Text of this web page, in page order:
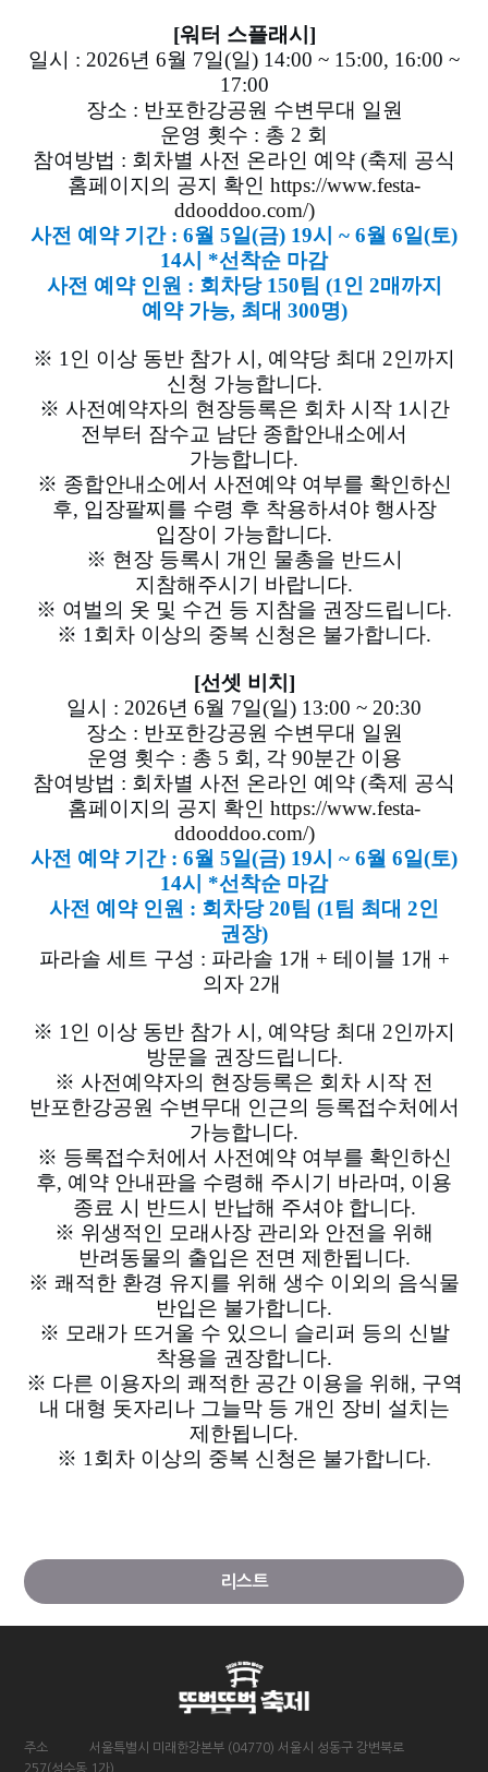
[워터 스플래시]
일시 : 2026년 6월 7일(일) 14:00 ~ 15:00, 16:00 ~
17:00
장소 : 반포한강공원 수변무대 일원
운영 횟수 : 총 2 회
참여방법 : 회차별 사전 온라인 예약 (축제 공식
홈페이지의 공지 확인 https://www.festa-
ddooddoo.com/)
사전 예약 기간 : 6월 5일(금) 19시 ~ 6월 6일(토)
14시 *선착순 마감
사전 예약 인원 : 회차당 150팀 (1인 2매까지
예약 가능, 최대 300명)
※ 1인 이상 동반 참가 시, 예약당 최대 2인까지
신청 가능합니다.
※ 사전예약자의 현장등록은 회차 시작 1시간
전부터 잠수교 남단 종합안내소에서
가능합니다.
※ 종합안내소에서 사전예약 여부를 확인하신
후, 입장팔찌를 수령 후 착용하셔야 행사장
입장이 가능합니다.
※ 현장 등록시 개인 물총을 반드시
지참해주시기 바랍니다.
※ 여벌의 옷 및 수건 등 지참을 권장드립니다.
※ 1회차 이상의 중복 신청은 불가합니다.
[선셋 비치]
일시 : 2026년 6월 7일(일) 13:00 ~ 20:30
장소 : 반포한강공원 수변무대 일원
운영 횟수 : 총 5 회, 각 90분간 이용
참여방법 : 회차별 사전 온라인 예약 (축제 공식
홈페이지의 공지 확인 https://www.festa-
ddooddoo.com/)
사전 예약 기간 : 6월 5일(금) 19시 ~ 6월 6일(토)
14시 *선착순 마감
사전 예약 인원 : 회차당 20팀 (1팀 최대 2인
권장)
파라솔 세트 구성 : 파라솔 1개 + 테이블 1개 +
의자 2개
※ 1인 이상 동반 참가 시, 예약당 최대 2인까지
방문을 권장드립니다.
※ 사전예약자의 현장등록은 회차 시작 전
반포한강공원 수변무대 인근의 등록접수처에서
가능합니다.
※ 등록접수처에서 사전예약 여부를 확인하신
후, 예약 안내판을 수령해 주시기 바라며, 이용
종료 시 반드시 반납해 주셔야 합니다.
※ 위생적인 모래사장 관리와 안전을 위해
반려동물의 출입은 전면 제한됩니다.
※ 쾌적한 환경 유지를 위해 생수 이외의 음식물
반입은 불가합니다.
※ 모래가 뜨거울 수 있으니 슬리퍼 등의 신발
착용을 권장합니다.
※ 다른 이용자의 쾌적한 공간 이용을 위해, 구역
내 대형 돗자리나 그늘막 등 개인 장비 설치는
제한됩니다.
※ 1회차 이상의 중복 신청은 불가합니다.
리스트
주소
서울특별시 미래한강본부 (04770) 서울시 성동구 강변북로
257(성수동 1가)